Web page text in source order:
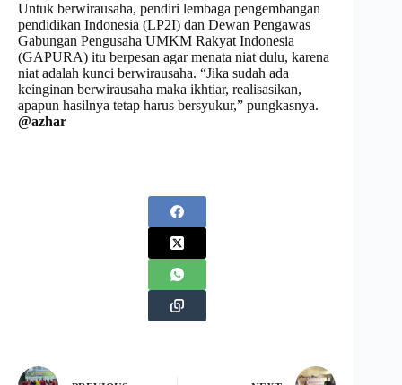
Untuk berwirausaha, pendiri lembaga pengembangan
pendidikan Indonesia (LP2I) dan Dewan Pengawas
Gabungan Pengusaha UMKM Rakyat Indonesia
(GAPURA) itu berpesan agar menata niat dulu, karena
niat adalah kunci berwirausaha. “Jika sudah ada
keinginan berwirausaha maka ikhtiar, realisasikan,
apapun hasilnya tetap harus bersyukur,” pungkasnya.
@azhar